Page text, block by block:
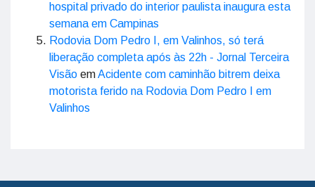
hospital privado do interior paulista inaugura esta
semana em Campinas
Rodovia Dom Pedro I, em Valinhos, só terá
liberação completa após às 22h - Jornal Terceira
Visão emAcidente com caminhão bitrem deixa
motorista ferido na Rodovia Dom Pedro I em
Valinhos